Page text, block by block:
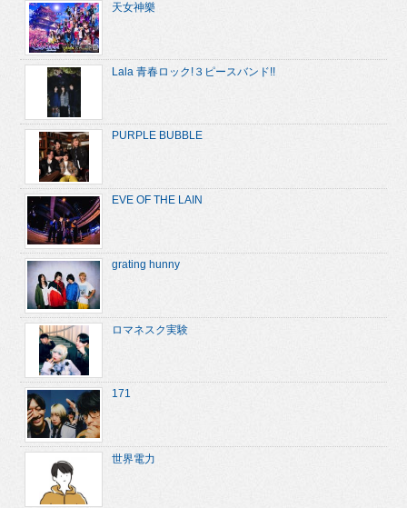
天女神樂
Lala 青春ロック!３ピースバンド!!
PURPLE BUBBLE
EVE OF THE LAIN
grating hunny
ロマネスク実験
171
世界電力